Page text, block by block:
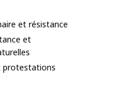
et résistance
et
protestations